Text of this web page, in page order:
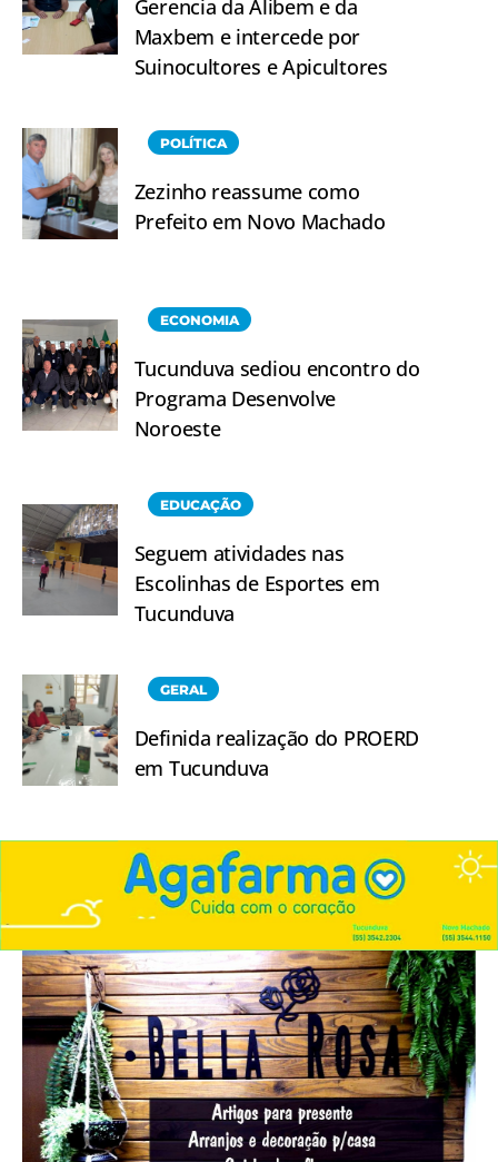
Gerencia da Alibem e da
Maxbem e intercede por
Suinocultores e Apicultores
POLÍTICA
Zezinho reassume como
Prefeito em Novo Machado
ECONOMIA
Tucunduva sediou encontro do
Programa Desenvolve
Noroeste
EDUCAÇÃO
Seguem atividades nas
Escolinhas de Esportes em
Tucunduva
GERAL
Definida realização do PROERD
em Tucunduva